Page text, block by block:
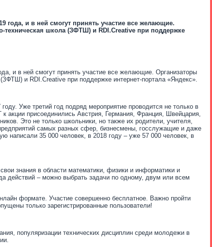
года, и в ней смогут принять участие все желающие.
техническая школа (ЗФТШ) и RDI.Creative при поддержке
и в ней смогут принять участие все желающие. Организаторы
(ЗФТШ) и RDI.Creative при поддержке интернет-портала «Яндекс».
Уже третий год подряд мероприятие проводится не только в
акции присоединились Австрия, Германия, Франция, Швейцария,
Это не только школьники, но также их родители, учителя,
самых разных сфер, бизнесмены, госслужащие и даже
написали 35 000 человек, в 2018 году – уже 57 000 человек, в
свои знания в области математики, физики и информатики и
действий – можно выбрать задачи по одному, двум или всем
формате. Участие совершенно бесплатное. Важно пройти
только зарегистрированные пользователи!
популяризации технических дисциплин среди молодежи в